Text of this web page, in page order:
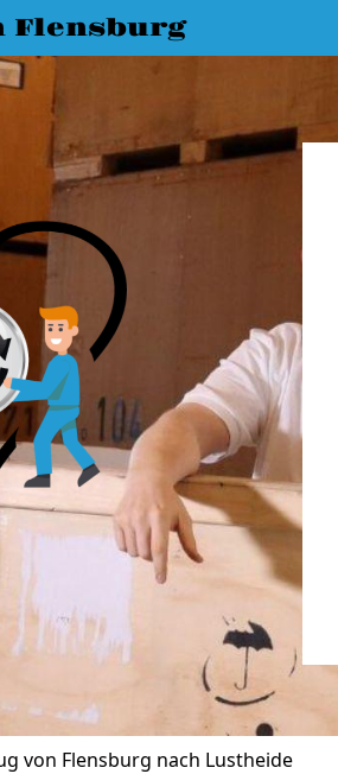
Flensburg
von Flensburg nach Lustheide